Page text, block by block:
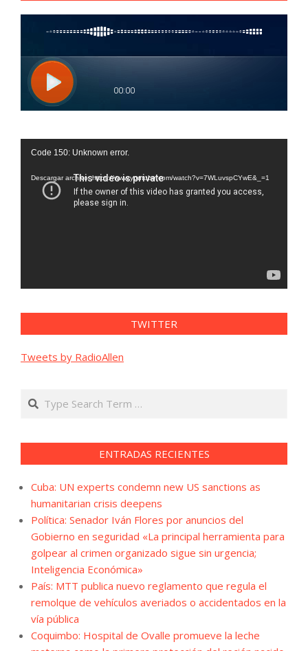
Reproductor
vídeo
Code 150: Unknown error.
Descargar archivo: https://www.youtube.com/watch?v=7WLuvspCYwE&_=1
TWITTER
Tweets by RadioAllen
Search
ENTRADAS RECIENTES
Cuba: UN experts condemn new US sanctions as
humanitarian crisis deepens
Política: Senador Iván Flores por anuncios del
Gobierno en seguridad «La principal herramienta para
golpear al crimen organizado sigue sin urgencia;
Inteligencia Económica»
País: MTT publica nuevo reglamento que regula el
remolque de vehículos averiados o accidentados en la
vía pública
Coquimbo: Hospital de Ovalle promueve la leche